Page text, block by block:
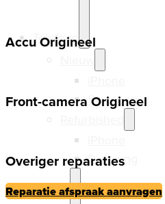
Telefoon
Samsung
Samsung
Accu Origineel
Front-camera Origineel
Overiger reparaties
Reparatie afspraak aanvragen